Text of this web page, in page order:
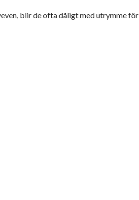
blir de ofta dåligt med utrymme för